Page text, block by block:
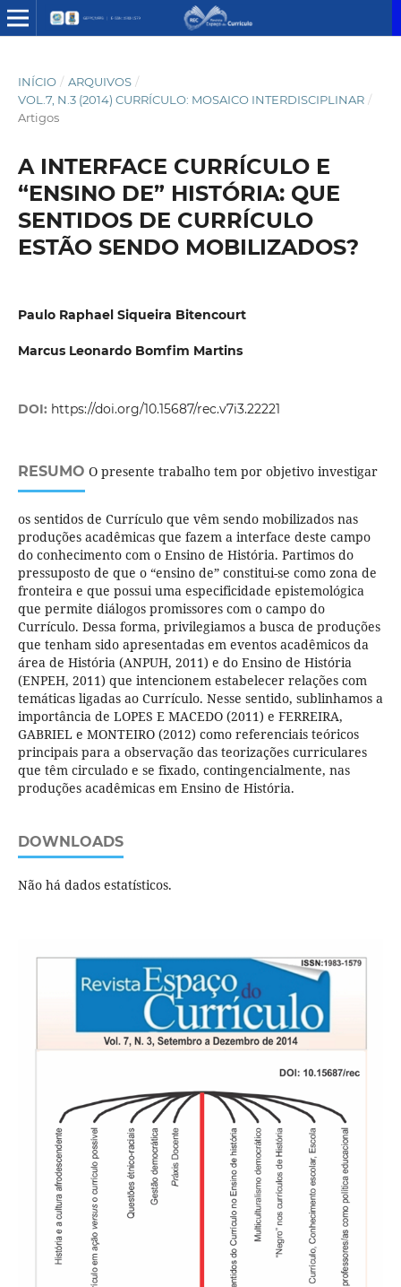
INÍCIO / ARQUIVOS /
VOL.7, N.3 (2014) CURRÍCULO: MOSAICO INTERDISCIPLINAR /
Artigos
A INTERFACE CURRÍCULO E
“ENSINO DE” HISTÓRIA: QUE
SENTIDOS DE CURRÍCULO
ESTÃO SENDO MOBILIZADOS?
Paulo Raphael Siqueira Bitencourt
Marcus Leonardo Bomfim Martins
DOI: https://doi.org/10.15687/rec.v7i3.22221
RESUMO O presente trabalho tem por objetivo investigar
os sentidos de Currículo que vêm sendo mobilizados nas
produções acadêmicas que fazem a interface deste campo
do conhecimento com o Ensino de História. Partimos do
pressuposto de que o “ensino de” constitui-se como zona de
fronteira e que possui uma especificidade epistemológica
que permite diálogos promissores com o campo do
Currículo. Dessa forma, privilegiamos a busca de produções
que tenham sido apresentadas em eventos acadêmicos da
área de História (ANPUH, 2011) e do Ensino de História
(ENPEH, 2011) que intencionem estabelecer relações com
temáticas ligadas ao Currículo. Nesse sentido, sublinhamos a
importância de LOPES E MACEDO (2011) e FERREIRA,
GABRIEL e MONTEIRO (2012) como referenciais teóricos
principais para a observação das teorizações curriculares
que têm circulado e se fixado, contingencialmente, nas
produções acadêmicas em Ensino de História.
DOWNLOADS
Não há dados estatísticos.